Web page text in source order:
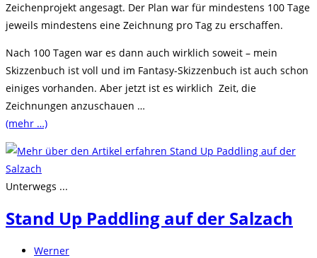
Zeichenprojekt angesagt. Der Plan war für mindestens 100 Tage
jeweils mindestens eine Zeichnung pro Tag zu erschaffen.
Nach 100 Tagen war es dann auch wirklich soweit – mein
Skizzenbuch ist voll und im Fantasy-Skizzenbuch ist auch schon
einiges vorhanden. Aber jetzt ist es wirklich Zeit, die
Zeichnungen anzuschauen …
(mehr …)
Unterwegs ...
Stand Up Paddling auf der Salzach
Beitrags-
Werner